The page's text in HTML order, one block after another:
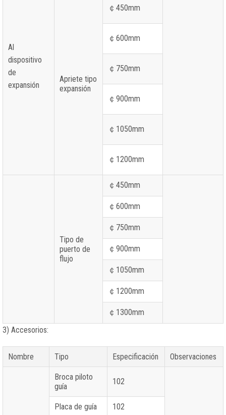
Al
dispositivo
de
expansión
Apriete tipo
expansión
￠450mm
￠600mm
￠750mm
￠900mm
￠1050mm
￠1200mm
Tipo de
puerto de
flujo
￠450mm
￠600mm
￠750mm
￠900mm
￠1050mm
￠1200mm
￠1300mm
3) Accesorios:
Nombre Tipo Especificación Observaciones
Broca piloto
guía
102
Placa de guía 102